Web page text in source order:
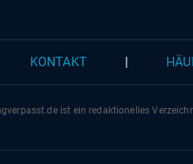
KONTAKT
deist ein redaktionelles